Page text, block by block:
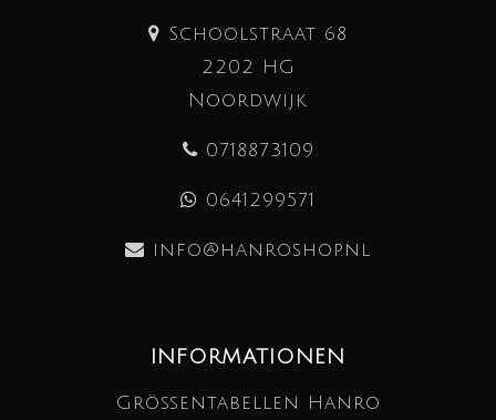
Schoolstraat 68
2202 HG
Noordwijk
0718873109
0641299571
info@hanroshop.nl
INFORMATIONEN
Größentabellen Hanro